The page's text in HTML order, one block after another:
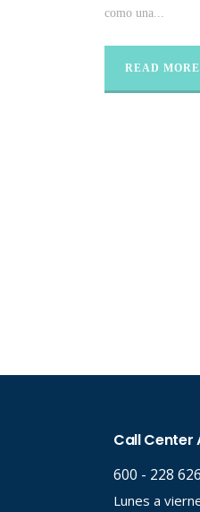
como una...
READ MORE